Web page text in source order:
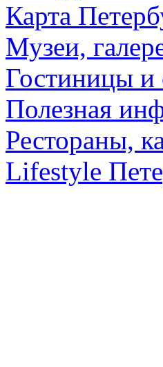
Карта
Музеи,
Гостиницы и
Полезная
Рестораны,
Lifestyle